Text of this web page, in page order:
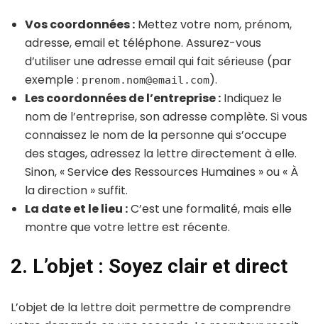
Vos coordonnées : Mettez votre nom, prénom,
adresse, email et téléphone. Assurez-vous
d’utiliser une adresse email qui fait sérieuse (par
exemple : prenom.nom@email.com).
Les coordonnées de l’entreprise : Indiquez le
nom de l’entreprise, son adresse complète. Si vous
connaissez le nom de la personne qui s’occupe
des stages, adressez la lettre directement à elle.
Sinon, « Service des Ressources Humaines » ou « À
la direction » suffit.
La date et le lieu :C’est une formalité, mais elle
montre que votre lettre est récente.
2. L’objet : Soyez clair et direct
L’objet de la lettre doit permettre de comprendre